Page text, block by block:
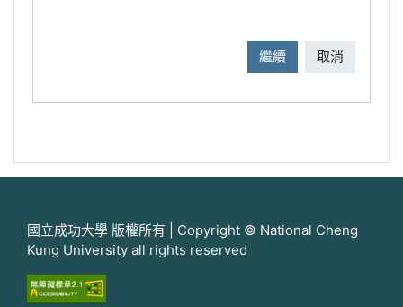
繼續 取消
國立成功大學 版權所有 | Copyright © National Cheng
Kung University all rights reserved